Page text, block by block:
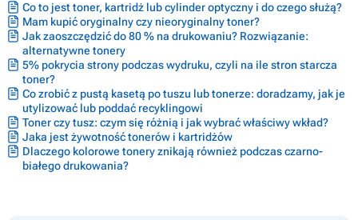
Co to jest toner, kartridż lub cylinder optyczny i do czego służą?
Mam kupić oryginalny czy nieoryginalny toner?
Jak zaoszczędzić do 80 % na drukowaniu? Rozwiązanie:
alternatywne tonery
5% pokrycia strony podczas wydruku, czyli na ile stron starcza
toner?
Co zrobić z pustą kasetą po tuszu lub tonerze: doradzamy, jak je
utylizować lub poddać recyklingowi
Toner czy tusz: czym się różnią i jak wybrać właściwy wkład?
Jaka jest żywotność tonerów i kartridżów
Dlaczego kolorowe tonery znikają również podczas czarno-
białego drukowania?